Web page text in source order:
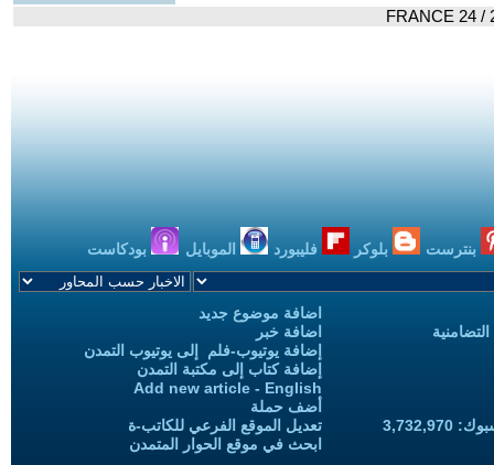
بنترست بلوكر فليبورد الموبايل بودكاست
اضافة موضوع جديد
اضافة خبر
إضافة يوتيوب-فلم إلى يوتيوب التمدن
إضافة كتاب إلى مكتبة التمدن
Add new article - English
أضف حملة
تعديل الموقع الفرعي للكاتب-ة
ابحث في موقع الحوار المتمدن